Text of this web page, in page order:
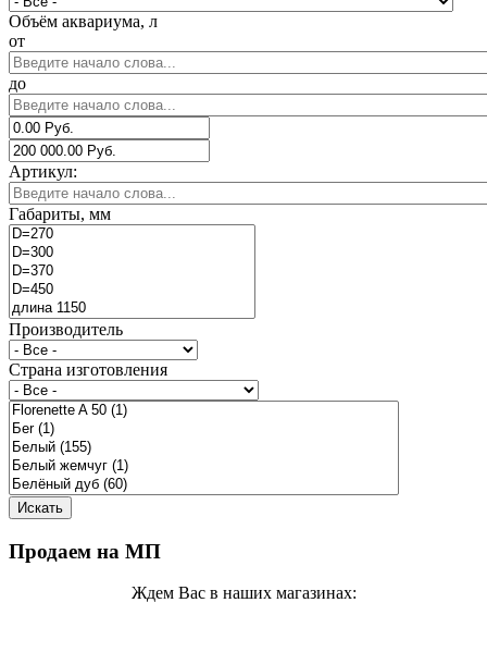
Объём аквариума, л
от
до
Артикул:
Габариты, мм
Производитель
Страна изготовления
Продаем на МП
Ждем Вас в наших магазинах: